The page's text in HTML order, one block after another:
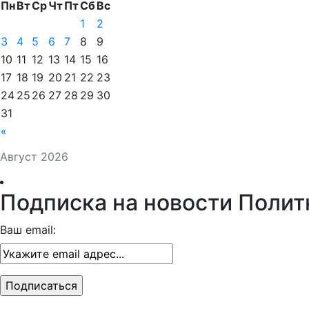
Август 2026
ПнВтСрЧтПтСбВс
«
1
2
3
4 5 6 7 8
9
10 11 12 13 14 15 16
17 18 19 20 21 22 23
24 25 26 27 28 29 30
31
Подписка на новости
Ваш email: